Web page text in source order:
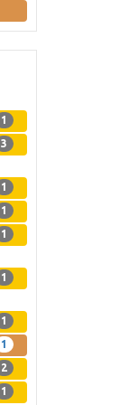
1
3
1
1
1
1
1
1
2
1